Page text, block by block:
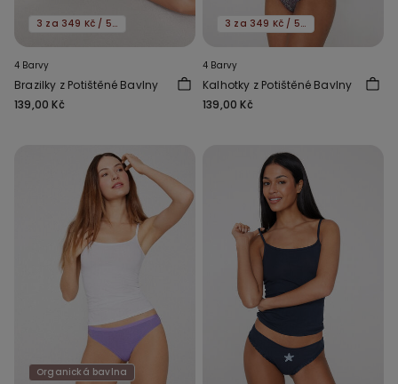
3 za 349 Kč / 5 za 549 Kč
4 Barvy
Brazilky z Potištěné Bavlny
139,00 Kč
3 za 349 Kč / 5 za 549 Kč
4 Barvy
Kalhotky z Potištěné Bavlny
139,00 Kč
Organická bavlna